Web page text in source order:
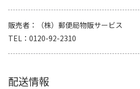
販売者
（株）郵便局物販サービス
TEL
0120-92-2310
配送情報